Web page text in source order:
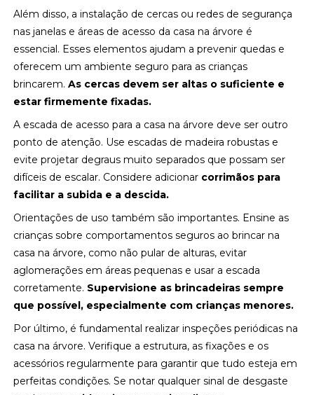
Além disso, a instalação de cercas ou redes de segurança
nas janelas e áreas de acesso da casa na árvore é
essencial. Esses elementos ajudam a prevenir quedas e
oferecem um ambiente seguro para as crianças
brincarem.As cercas devem ser altas o suficiente e
estar firmemente fixadas.
A escada de acesso para a casa na árvore deve ser outro
ponto de atenção. Use escadas de madeira robustas e
evite projetar degraus muito separados que possam ser
difíceis de escalar. Considere adicionar corrimãos para
facilitar a subida e a descida.
Orientações de uso também são importantes. Ensine as
crianças sobre comportamentos seguros ao brincar na
casa na árvore, como não pular de alturas, evitar
aglomerações em áreas pequenas e usar a escada
corretamente. Supervisione as brincadeiras sempre
que possível, especialmente com crianças menores.
Por último, é fundamental realizar inspeções periódicas na
casa na árvore. Verifique a estrutura, as fixações e os
acessórios regularmente para garantir que tudo esteja em
perfeitas condições. Se notar qualquer sinal de desgaste